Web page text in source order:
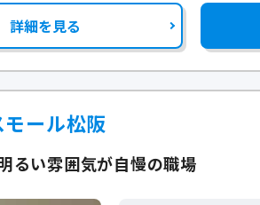
詳細を見る
ール松阪
るい雰囲気が自慢の職場